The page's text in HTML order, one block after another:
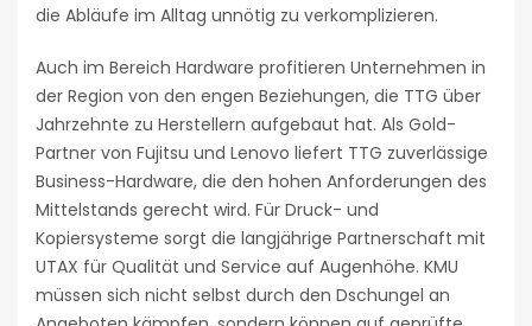
die Abläufe im Alltag unnötig zu verkomplizieren.
Auch im Bereich Hardware profitieren Unternehmen in
der Region von den engen Beziehungen, die TTG über
Jahrzehnte zu Herstellern aufgebaut hat. Als Gold-
Partner von Fujitsu und Lenovo liefert TTG zuverlässige
Business-Hardware, die den hohen Anforderungen des
Mittelstands gerecht wird. Für Druck- und
Kopiersysteme sorgt die langjährige Partnerschaft mit
UTAX für Qualität und Service auf Augenhöhe. KMU
müssen sich nicht selbst durch den Dschungel an